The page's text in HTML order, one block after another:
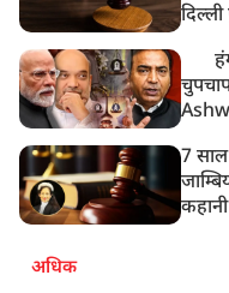
गाज़ियाबाद में मुठभेड़, 3
बरामद
7
अधिक